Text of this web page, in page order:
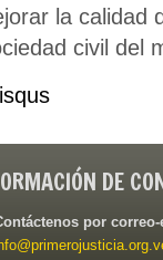
la calidad
civil del
DE
por